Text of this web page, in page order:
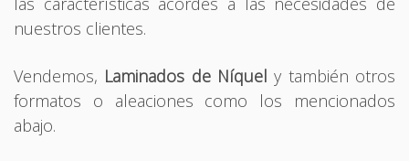
nuestros clientes.
Vendemos, Laminados de Níquel y también otros
formatos o aleaciones como los mencionados
abajo.